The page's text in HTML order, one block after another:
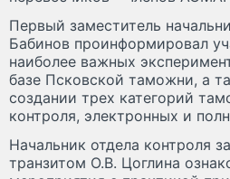
Первый заместитель
Бабинов проинформировал
наиболее важных
базе Псковской таможни, а
создании трех категорий
контроля, электронных и
Начальник отдела контроля
транзитом О.В. Цоглина